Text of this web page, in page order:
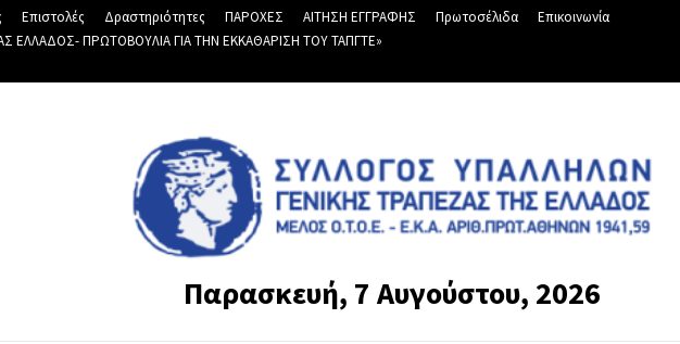
Επιστολές Δραστηριότητες ΠΑΡΟΧΕΣ ΑΙΤΗΣΗ ΕΓΓΡΑΦΗΣ Πρωτοσέλιδα
Επικοινωνία
ΠΡΩΤΟΒΟΥΛΙΑ ΓΙΑ ΤΗΝ ΕΚΚΑΘΑΡΙΣΗ ΤΟΥ ΤΑΠΓΤΕ»
Παρασκευή, 7 Αυγούστου, 2026